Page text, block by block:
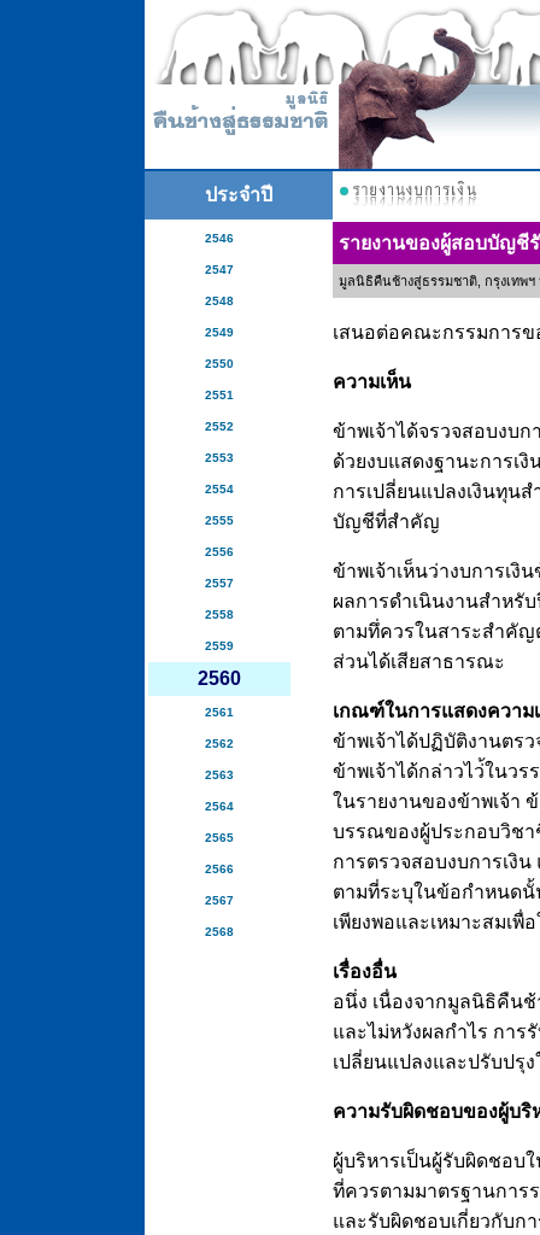
ประจำปี
2546
2547
2548
2549
2550
2551
2552
2553
2554
2555
2556
2557
2558
2559
2560
2561
2562
2563
2564
2565
2566
2567
2568
รายงานของผู้สอบบัญชี
มูลนิธิคืนช้างสู่ธรรมชาติ, กรุงเทพฯ
เสนอต่อคณะกรรมการ
ความเห็น
ข้าพเจ้าได้จรวจสอบงบ
ด้วยงบแสดงฐานะการเ
การเปลี่ยนแปลงเงินทุน
บัญชีที่สำคัญ
ข้าพเจ้าเห็นว่างบการเ
ผลการดำเนินงานสำหรั
ตามทึ่ควรในสาระสำคัญ
ส่วนได้เสียสาธารณะ
เกณฑ์ในการแสดงความ
ข้าพเจ้าได้ปฏิบัติงานตร
ข้าพเจ้าได้กล่าวไว่้ในว
ในรายงานของข้าพเจ้า
บรรณของผู้ประกอบวิช
การตรวจสอบงบการเงิ
ตามที่ระบุในข้อกำหนดนั้
เพียงพอและเหมาะสมเ
เรื่องอื่น
อนึ่ง เนื่องจากมูลนิธิคืน
และไม่หวังผลกำไร การ
เปลี่ยนแปลงและปรับปรุ
ความรับผิดชอบของผู้บริ
ผู้บริหารเป็นผู้รับผิดชอบ
ที่ควรตามมาตรฐานการ
และรับผิดชอบเกี่ยวกับก